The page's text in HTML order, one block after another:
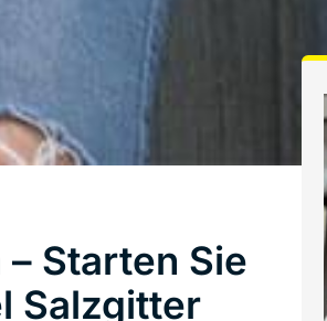
Starten Sie
Salzgitter